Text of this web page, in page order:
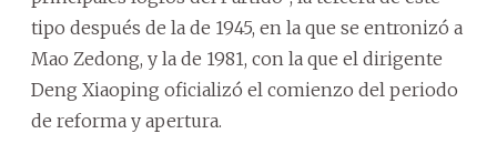
tipo después de la de 1945, en la que se entronizó a
Mao Zedong, y la de 1981, con la que el dirigente
Deng Xiaoping oficializó el comienzo del periodo
de reforma y apertura.